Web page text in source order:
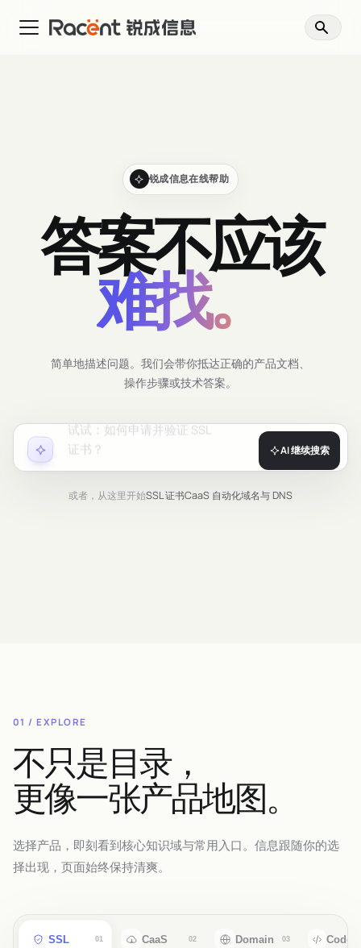
锐成信息在线帮助
答案不应该
难找。
简单地描述问题。我们会带你抵达正确的产品文档、
操作步骤或技术答案。
AI 继续搜索
或者，从这里开始SSL 证书CaaS 自动化域名与 DNS
01 / EXPLORE
不只是目录，
更像一张产品地图。
选择产品，即刻看到核心知识域与常用入口。信息跟随你的选
择出现，页面始终保持清爽。
SSL 01 CaaS 02 Domain 03